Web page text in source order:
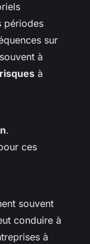
périodes
sur
à
à
.
ces
souvent
conduire à
à